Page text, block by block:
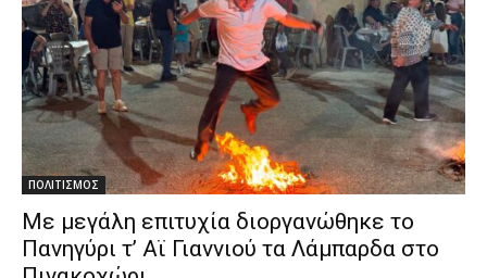
ΠΟΛΙΤΙΣΜΟΣ
Με μεγάλη επιτυχία διοργανώθηκε το
Πανηγύρι τ’ Αϊ Γιαννιού τα Λάμπαρδα στο